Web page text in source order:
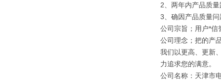
2、两年内产品质
3、确因产品质量
公司宗旨；用户*信
公司理念；把的产
我们以更高、更新
力追求您的满意。
公司名称：天津市